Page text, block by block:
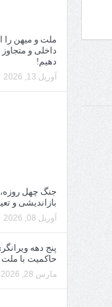
ملت و میهن را
داخلی و
دهیم!
آوریل 13, 2026
جنگ چهل
بازاندیشی و
آوریل 08, 2026
پنج دهه
حاکمیت با ملت
مارس 28, 2026